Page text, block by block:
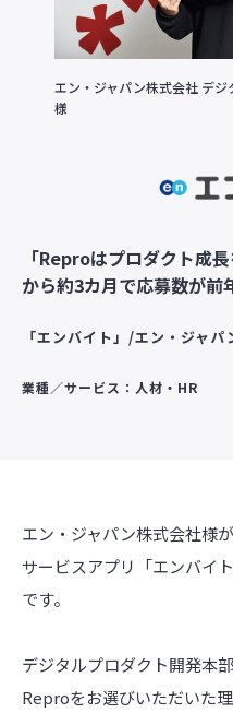
資料ダウンロード
エン・ジャパン株式会社 デ
様
「Reproはプロダクト成
から約3カ月で応募数が前
「エンバイト」/エン・ジャパ
業種／サービス：人材・HR
エン・ジャパン株式会社様
サービスアプリ「エンバイ
です。
デジタルプロダクト開発本
Reproをお選びいただいた